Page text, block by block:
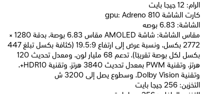
الرام: 12 جيجا بايت
كارت الشاشة gpu: Adreno 810
الشاشة: 6.83 بوصه
مقاس الشاشة: شاشة AMOLED مقاس 6.83 بوصة، بدقة 1280 ×
2772 بكسل، ونسبة عرض إلى ارتفاع 19.5:9 (كثافة بكسل تبلغ 447
بكسل لكل بوصة تقريبًا)، تدعم 68 مليار لون، ومعدل تحديث 120
هرتز، وتقنية PWM بمعدل تحديث 3840 هرتز، وتقنية HDR10+،
وتقنية Dolby Vision، وسطوع يصل إلى 3200 ش
التخزين: 256 جيجا بايت